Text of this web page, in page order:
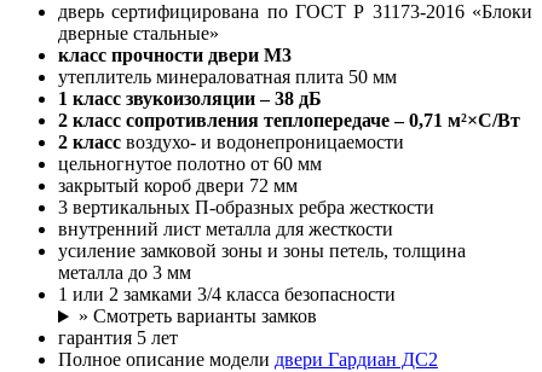
дверь сертифицирована по ГОСТ Р 31173-2016 «Блоки
дверные стальные»
класс прочности двери М3
утеплитель минераловатная плита 50 мм
1 класс звукоизоляции – 38 дБ
2 класс сопротивления теплопередаче – 0,71 м²×С/Вт
2 класс воздухо- и водонепроницаемости
цельногнутое полотно от 60 мм
закрытый короб двери 72 мм
3 вертикальных П-образных ребра жесткости
внутренний лист металла для жесткости
усиление замковой зоны и зоны петель, толщина
металла до 3 мм
1 или 2 замками 3/4 класса безопасности
» Смотреть варианты замков
гарантия 5 лет
Полное описание модели двери Гардиан ДС2